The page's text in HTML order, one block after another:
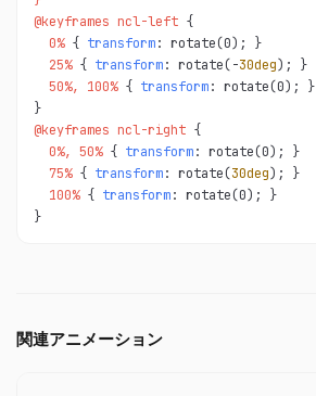
@keyframes ncl-left
  0%
{ transform
  25%
{ transform: rotate(-30deg
  50%, 100%
{ transform: rotate(0); }
@keyframes ncl-right
  0%, 50%
{ transform
  75%
{ transform: rotate(30deg
  100%
{ transform: rotate(0); }
}
関連アニメーション